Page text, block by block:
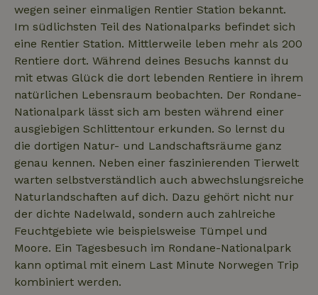
wegen seiner einmaligen Rentier Station bekannt.
Im südlichsten Teil des Nationalparks befindet sich
eine Rentier Station. Mittlerweile leben mehr als 200
Rentiere dort. Während deines Besuchs kannst du
mit etwas Glück die dort lebenden Rentiere in ihrem
natürlichen Lebensraum beobachten. Der Rondane-
Nationalpark lässt sich am besten während einer
ausgiebigen Schlittentour erkunden. So lernst du
die dortigen Natur- und Landschaftsräume ganz
genau kennen. Neben einer faszinierenden Tierwelt
warten selbstverständlich auch abwechslungsreiche
Naturlandschaften auf dich. Dazu gehört nicht nur
der dichte Nadelwald, sondern auch zahlreiche
Feuchtgebiete wie beispielsweise Tümpel und
Moore. Ein Tagesbesuch im Rondane-Nationalpark
kann optimal mit einem Last Minute Norwegen Trip
kombiniert werden.
_ga
Google LLC
.naturhaeuschen.de
1 Jahr 1
Monat
Dieser
Name ist
Google
verknüpft.
eine
am
Dieses
um
Benutzer
zufällig
Nummer
Client-ID
Name Anbieter/Domäne Ablaufdatum Beschreibung
IDE
Google LLC
.doubleclick.net
1 Jahr
Dieses Cookie
wird von
Doubleclick
gesetzt und
enthält
Informationen
der
Endbenutzer
die Website
nutzt, sowie
die der
Endbenutzer
möglicherweise
vor dem
Besuch dieser
Website
Name Anbieter/Domäne
_nhftconstraint_term-
www.naturhaeuschen.de
_nhft_new-calendar www.naturhaeuschen.de
_nhftconstraint_new-
calendar
www.naturhaeuschen.de
Name Anbieter/Domäne Ablaufdatum
recently_viewed_houses www.naturhaeuschen.de Session
Google-Datenschutzerklärung